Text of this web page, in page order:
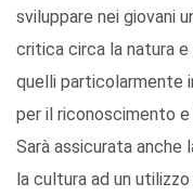
sviluppare nei giovani
critica circa la natura
quelli particolarmente
per il riconoscimento e
Sarà assicurata anche
la cultura ad un